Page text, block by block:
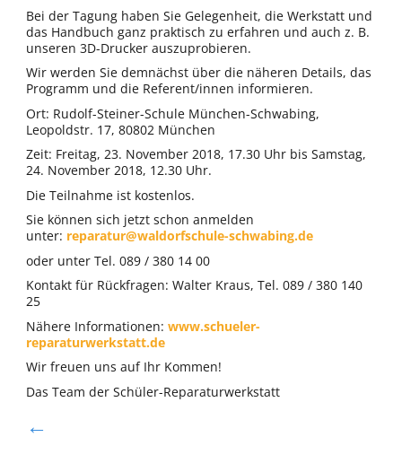
Bei der Tagung haben Sie Gelegenheit, die Werkstatt und
das Handbuch ganz praktisch zu erfahren und auch z. B.
unseren 3D-Drucker auszuprobieren.
Wir werden Sie demnächst über die näheren Details, das
Programm und die Referent/innen informieren.
Ort: Rudolf-Steiner-Schule München-Schwabing,
Leopoldstr. 17, 80802 München
Zeit: Freitag, 23. November 2018, 17.30 Uhr bis Samstag,
24. November 2018, 12.30 Uhr.
Die Teilnahme ist kostenlos.
Sie können sich jetzt schon anmelden
unter: reparatur@waldorfschule-schwabing.de
oder unter Tel. 089 / 380 14 00
Kontakt für Rückfragen: Walter Kraus, Tel. 089 / 380 140
25
Nähere Informationen: www.schueler-
reparaturwerkstatt.de
Wir freuen uns auf Ihr Kommen!
Das Team der Schüler-Reparaturwerkstatt
←